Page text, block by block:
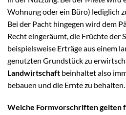
Wohnung oder ein Büro) lediglich
Bei der Pacht hingegen wird dem
Recht eingeräumt, die Früchte der
beispielsweise Erträge aus einem
genutzten Grundstück zu
Landwirtschaft beinhaltet also
bebauen und die Ernte zu behalten.
Welche Formvorschriften gelten